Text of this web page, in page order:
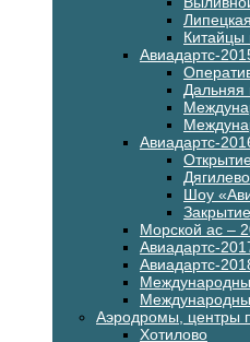
Китайцы
Авиадартс-
Дальняя
Авиадартс-
Шоу
Морской ас –
Авиадартс-
Авиадартс-
Аэродромы, центры
Хотилово